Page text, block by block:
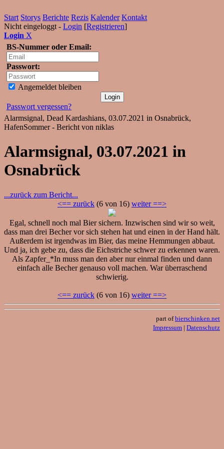
Start Storys Berichte Rezis Kalender Kontakt
Nicht eingeloggt - Login [Registrieren]
Login X
BS-Nummer oder Email:
Passwort:
Angemeldet bleiben
Passwort vergessen?
Alarmsignal, Dead Kardashians, 03.07.2021 in Osnabrück,
HafenSommer - Bericht von niklas
Alarmsignal, 03.07.2021 in
Osnabrück
...zurück zum Bericht...
<== zurück (6 von 16) weiter ==>
Egal, schnell noch mal Bier sichern. Inzwischen sind wir so weit,
dass man drei Becher vor sich stehen hat und einen in der Hand hält.
Außerdem ist irgendwas im Bier, das meine Hemmungen abbaut.
Und ja, ich gebe zu, dass die Eichstriche schwer zu erkennen waren.
Als Zapfer_*In muss man den aber nur einmal finden und dann
einfach alle Becher genauso voll machen. War überraschend
schwierig.
<== zurück (6 von 16) weiter ==>
part ofbierschinken.net
Impressum | Datenschutz